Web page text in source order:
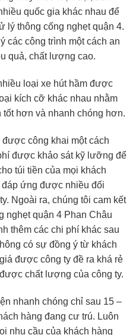
quốc gia khác nhau để
lý thông cống nghẹt quận 4.
các công trình một cách an
quả, chất lượng cao.
loại xe hút hầm được
kích cỡ khác nhau nhằm
tốt hơn và nhanh chóng hơn.
công khai một cách
được khảo sát kỹ lưỡng để
túi tiền của mọi khách
ứng được nhiều đối
Ngoài ra, chúng tôi cam kết
nghẹt quận 4 Phan Châu
thêm các chi phí khác sau
có sự đồng ý từ khách
được công ty đề ra khá rẻ
chất lượng của công ty.
nhanh chóng chỉ sau 15 –
hàng đang cư trú. Luôn
nhu cầu của khách hàng